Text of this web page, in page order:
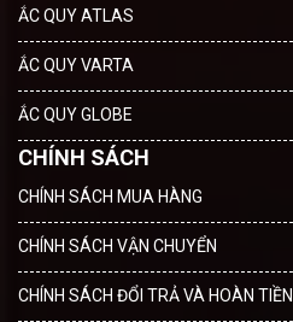
ẮC QUY ATLAS
ẮC QUY VARTA
ẮC QUY GLOBE
CHÍNH SÁCH
CHÍNH SÁCH MUA HÀNG
CHÍNH SÁCH VẬN CHUYỂN
CHÍNH SÁCH ĐỔI TRẢ VÀ HOÀN TIỀN